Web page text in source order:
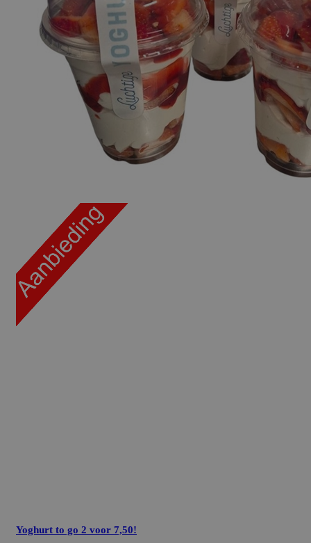
Yoghurt to go 2 voor 7,50!